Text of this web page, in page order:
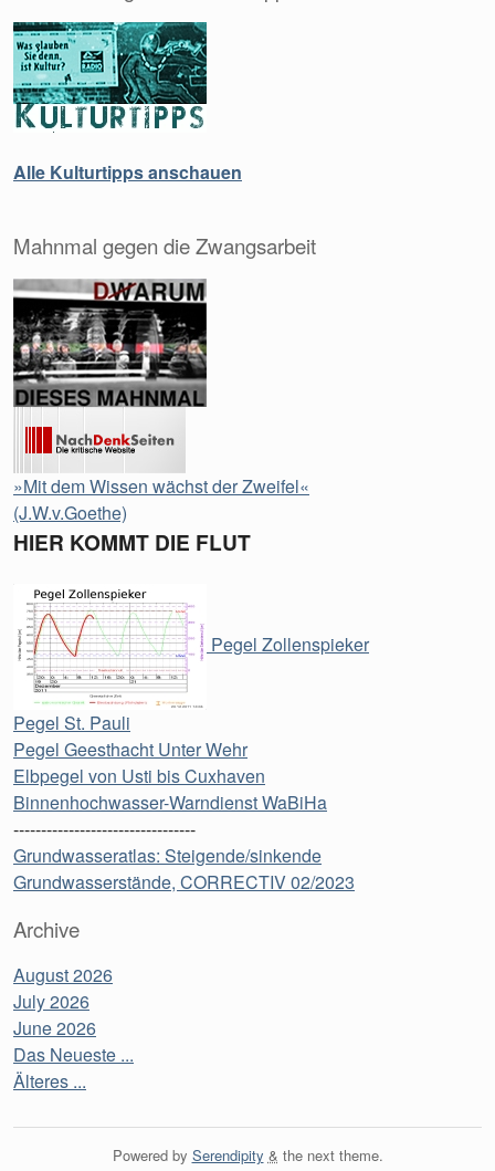
Alle Kulturtipps anschauen
Mahnmal gegen die Zwangsarbeit
»Mit dem Wissen wächst der Zweifel«
(J.W.v.Goethe)
HIER KOMMT DIE FLUT
Pegel Zollenspieker
Pegel St. Pauli
Pegel Geesthacht Unter Wehr
Elbpegel von Usti bis Cuxhaven
Binnenhochwasser-Warndienst WaBiHa
---------------------------------
Grundwasseratlas: Steigende/sinkende
Grundwasserstände, CORRECTIV 02/2023
Archive
August 2026
July 2026
June 2026
Das Neueste ...
Älteres ...
Powered by Serendipity & the nexttheme.